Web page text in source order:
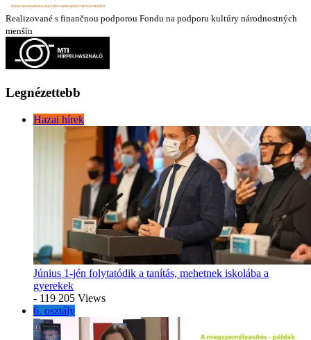
Realizované s finančnou podporou Fondu na podporu kultúry národnostných
menšín
Legnézettebb
Hazai hírek
Június 1-jén folytatódik a tanítás, mehetnek iskolába a
gyerekek
- 119 205 Views
6. osztály